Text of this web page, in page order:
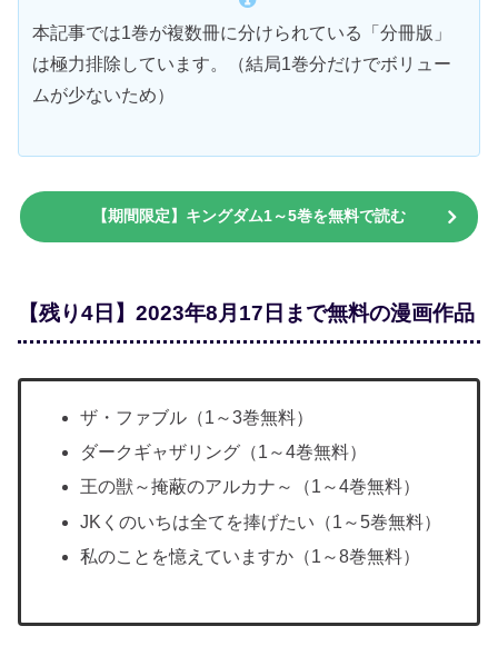
本記事では1巻が複数冊に分けられている「分冊版」
は極力排除しています。（結局1巻分だけでボリュー
ムが少ないため）
【期間限定】キングダム1～5巻を無料で読む
【残り4日】2023年8月17日まで無料の漫画作品
ザ・ファブル（1～3巻無料）
ダークギャザリング（1～4巻無料）
王の獣～掩蔽のアルカナ～（1～4巻無料）
JKくのいちは全てを捧げたい（1～5巻無料）
私のことを憶えていますか（1～8巻無料）